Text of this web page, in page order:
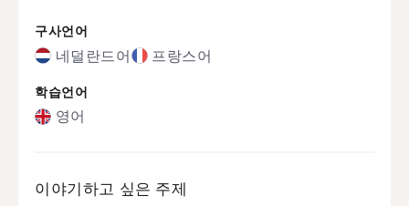
구사언어
네덜란드어 프랑스어
학습언어
영어
이야기하고 싶은 주제